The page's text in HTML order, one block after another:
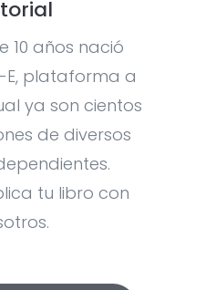
10 años nació
E, plataforma a
ya son cientos
de diversos
tu libro con